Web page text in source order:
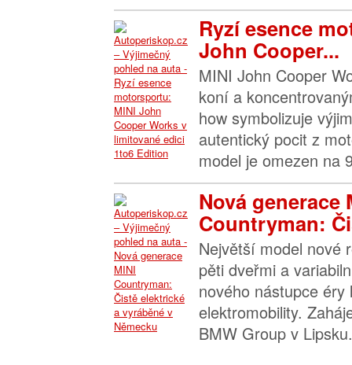
Ryzí esence
John Cooper...
MINI John Cooper
koní a
how symbolizuje
autentický pocit z
model je omezen na
Nová generace
Countryman:
Největší model nové
pěti dveřmi a
nového nástupce
elektromobility.
BMW Group v